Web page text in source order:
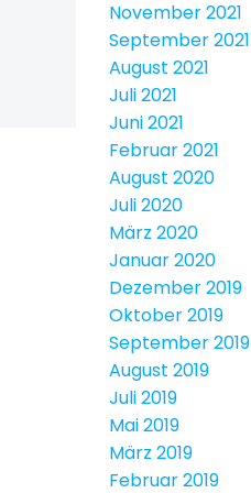
November 2021
September 2021
August 2021
Juli 2021
Juni 2021
Februar 2021
August 2020
Juli 2020
März 2020
Januar 2020
Dezember 2019
Oktober 2019
September 2019
August 2019
Juli 2019
Mai 2019
März 2019
Februar 2019